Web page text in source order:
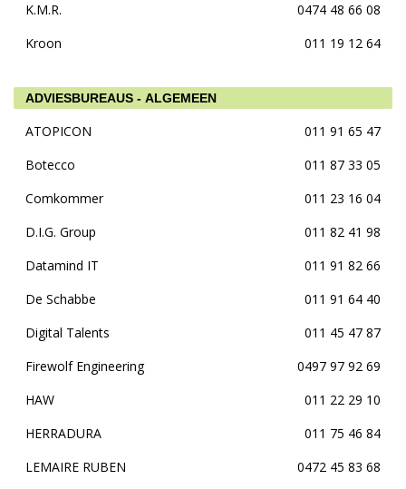
K.M.R.
0474 48 66 08
Kroon
011 19 12 64
ADVIESBUREAUS - ALGEMEEN
ATOPICON
011 91 65 47
Botecco
011 87 33 05
Comkommer
011 23 16 04
D.I.G. Group
011 82 41 98
Datamind IT
011 91 82 66
De Schabbe
011 91 64 40
Digital Talents
011 45 47 87
Firewolf Engineering
0497 97 92 69
HAW
011 22 29 10
HERRADURA
011 75 46 84
LEMAIRE RUBEN
0472 45 83 68